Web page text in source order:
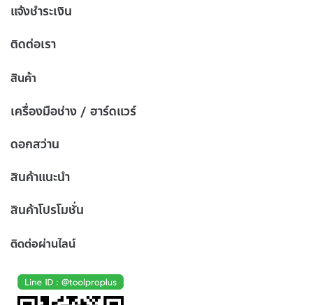
แจ้งชำระเงิน
ติดต่อเรา
สินค้า
เครื่องมือช่าง / ฮาร์ดแวร์
ดอกสว่าน
สินค้าแนะนำ
สินค้าโปรโมชั่น
ติดต่อผ่านไลน์